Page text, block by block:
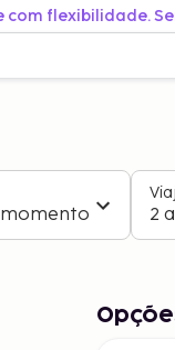
com flexibilidade.
2